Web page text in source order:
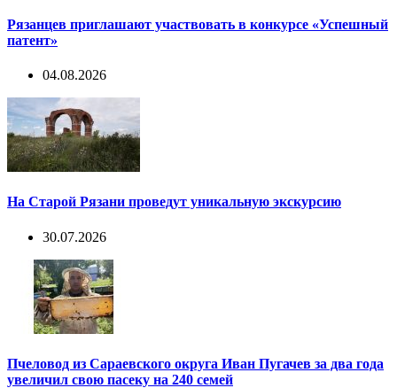
Рязанцев приглашают участвовать в конкурсе «Успешный
патент»
04.08.2026
На Старой Рязани проведут уникальную экскурсию
30.07.2026
Пчеловод из Сараевского округа Иван Пугачев за два года
увеличил свою пасеку на 240 семей